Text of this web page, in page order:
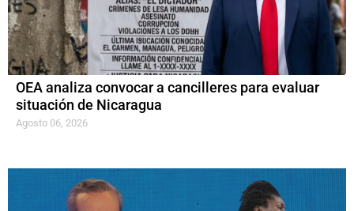
OEA analiza convocar a cancilleres para evaluar
situación de Nicaragua
Agosto 06, 2026